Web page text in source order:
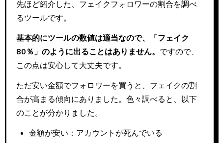
先ほど紹介した、フェイクフォロワーの割合を調べ
るツールです。
基本的にツールの数値は適当なので、「フェイク
80％」のように出ることはありません。 ですので、
この点は安心して大丈夫です。
ただ安い金額でフォロワーを買うと、フェイクの割
合が高まる傾向にありました。色々調べると、以下
のことが分かりました。
金額が安い：アカウントが死んでいる